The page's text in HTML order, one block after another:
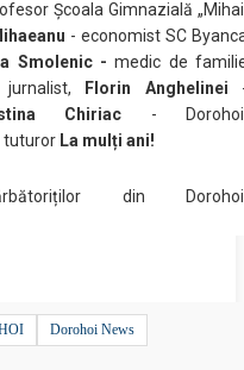
Școala Gimnazială
- economist SC
Smolenic -medic de
Florin Anghelinei
Chiriac -
La mulți ani!
din
Dorohoi News